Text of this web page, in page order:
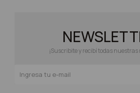
¡Suscribite y recibí todas nuestras